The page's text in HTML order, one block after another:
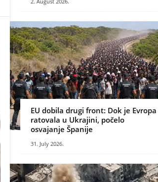
EU dobila drugi front: Dok je Evropa
ratovala u Ukrajini, počelo
osvajanje Španije
31. July 2026.